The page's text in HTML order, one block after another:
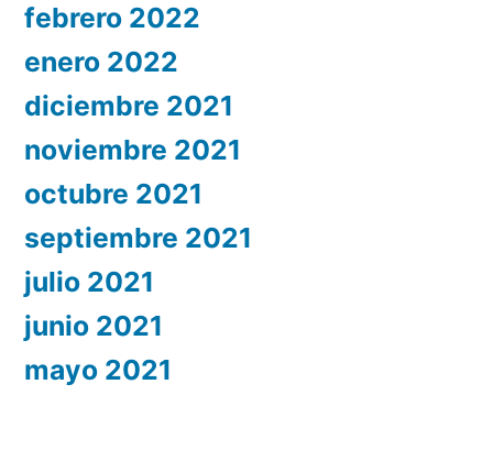
febrero 2022
enero 2022
diciembre 2021
noviembre 2021
octubre 2021
septiembre 2021
julio 2021
junio 2021
mayo 2021